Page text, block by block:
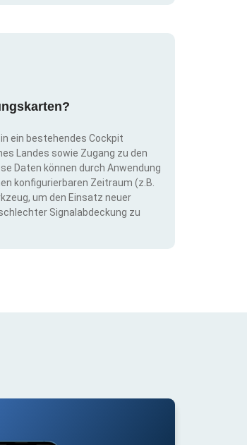
ein bestehendes Cockpit
Landes sowie Zugang zu den
Daten können durch Anwendung
konfigurierbaren Zeitraum (z.B.
um den Einsatz neuer
Signalabdeckung zu